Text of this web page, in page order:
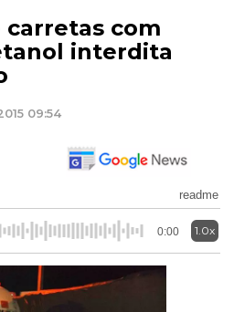
com
interdita
09:54
readme
0:00 1.0x